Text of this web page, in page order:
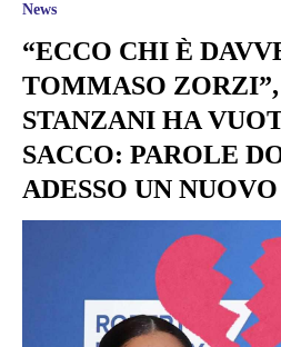
News
“ECCO CHI È
TOMMASO
STANZANI HA
SACCO: PAROLE
ADESSO UN